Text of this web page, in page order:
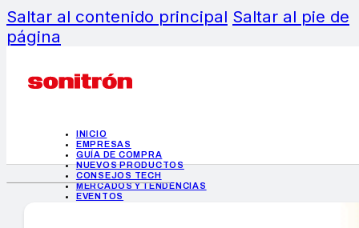
Saltar al contenido principal Saltar al pie de
página
INICIO
EMPRESAS
GUÍA DE COMPRA
NUEVOS PRODUCTOS
CONSEJOS TECH
MERCADOS Y TENDENCIAS
EVENTOS